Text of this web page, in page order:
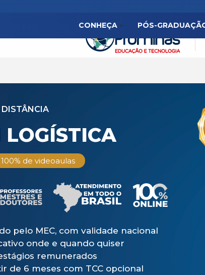
CONHEÇA PÓS-
DISTÂNCIA
100% de videoaulas
pelo MEC, com validade nacional
onde e quando quiser
remunerados
de 6 meses com TCC opcional